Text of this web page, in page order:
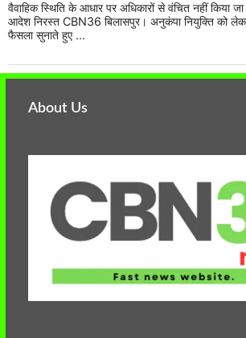
वैवाहिक स्थिति के आधार पर अधिकारों से वंचित नहीं किया
आदेश निरस्त CBN36 बिलासपुर। अनुकंपा नियुक्ति को लेकर
फैसला सुनाते हुए ...
About Us